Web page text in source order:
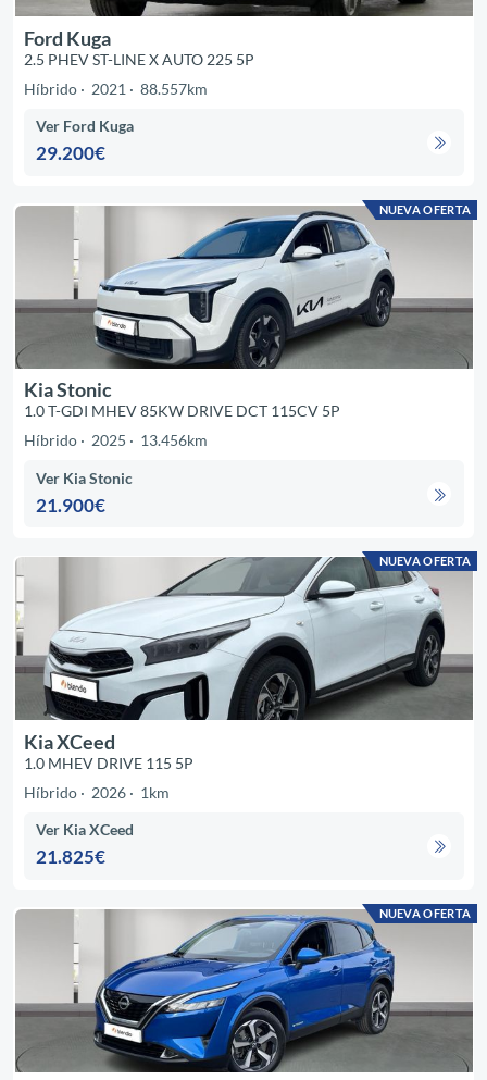
Ford Kuga
2.5 PHEV ST-LINE X AUTO 225 5P
Híbrido
2021 88.557km
Ver Ford Kuga
29.200€
NUEVA OFERTA
Kia Stonic
1.0 T-GDI MHEV 85KW DRIVE DCT 115CV 5P
Híbrido
2025 13.456km
Ver Kia Stonic
21.900€
NUEVA OFERTA
Kia XCeed
1.0 MHEV DRIVE 115 5P
Híbrido
2026 1km
Ver Kia XCeed
21.825€
NUEVA OFERTA